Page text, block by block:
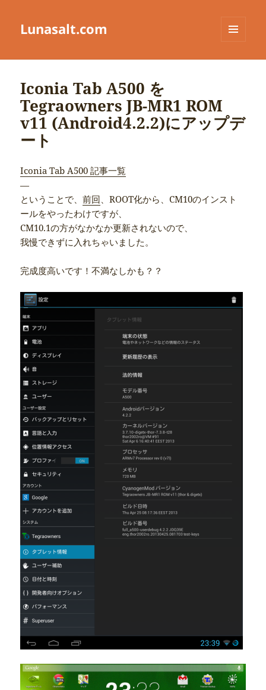
Lunasalt.com
ーとウ
Iconia Tab A500 を
Tegraowners JB-MR1 ROM
v11 (Android4.2.2)にアップデ
ート
Iconia Tab A500 記事一覧
—
ということで、前回、ROOT化から、CM10のインスト
ールをやったわけですが、
CM10.1の方がなかなか更新されないので、
我慢できずに入れちゃいました。
完成度高いです！不満なしかも？？